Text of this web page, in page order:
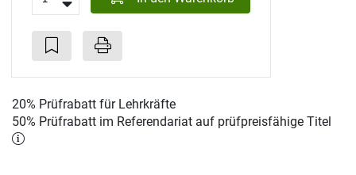
20% Prüfrabatt für Lehrkräfte
50% Prüfrabatt im Referendariat auf prüfpreisfähige Titel